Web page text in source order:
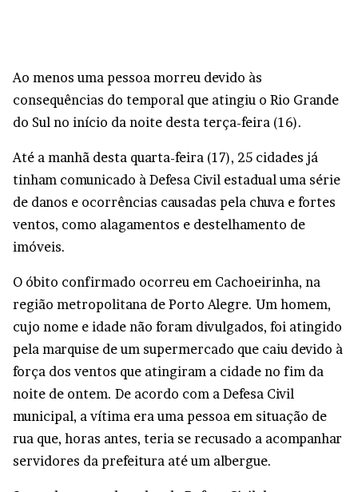
Ao menos uma pessoa morreu devido às
consequências do temporal que atingiu o Rio Grande
do Sul no início da noite desta terça-feira (16).
Até a manhã desta quarta-feira (17), 25 cidades já
tinham comunicado à Defesa Civil estadual uma série
de danos e ocorrências causadas pela chuva e fortes
ventos, como alagamentos e destelhamento de
imóveis.
O óbito confirmado ocorreu em Cachoeirinha, na
região metropolitana de Porto Alegre. Um homem,
cujo nome e idade não foram divulgados, foi atingido
pela marquise de um supermercado que caiu devido à
força dos ventos que atingiram a cidade no fim da
noite de ontem. De acordo com a Defesa Civil
municipal, a vítima era uma pessoa em situação de
rua que, horas antes, teria se recusado a acompanhar
servidores da prefeitura até um albergue.